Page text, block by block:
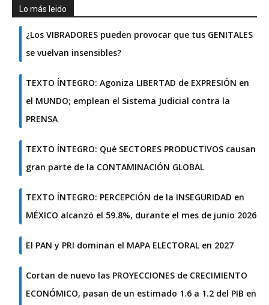
Lo más leido
¿Los VIBRADORES pueden provocar que tus GENITALES
se vuelvan insensibles?
TEXTO ÍNTEGRO: Agoniza LIBERTAD de EXPRESIÓN en
el MUNDO; emplean el Sistema Judicial contra la
PRENSA
TEXTO ÍNTEGRO: Qué SECTORES PRODUCTIVOS causan
gran parte de la CONTAMINACIÓN GLOBAL
TEXTO ÍNTEGRO: PERCEPCIÓN de la INSEGURIDAD en
MÉXICO alcanzó el 59.8%, durante el mes de junio 2026
El PAN y PRI dominan el MAPA ELECTORAL en 2027
Cortan de nuevo las PROYECCIONES de CRECIMIENTO
ECONÓMICO, pasan de un estimado 1.6 a 1.2 del PIB en